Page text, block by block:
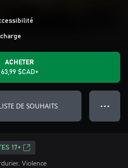
ACHETER
63,99 $CAD+
DE SOUHAITS ● ● ●
17+
Violence